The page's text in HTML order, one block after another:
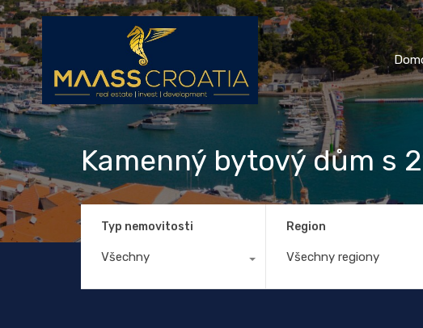
Kamenný bytový dům s
Typ nemovitosti
Všechny
Region
Všechny regiony